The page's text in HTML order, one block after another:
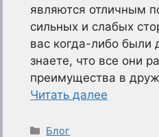
являются отличным
сильных и слабых
вас когда-либо были
знаете, что все они
преимущества в
Читать далее
Рубрики
Блог